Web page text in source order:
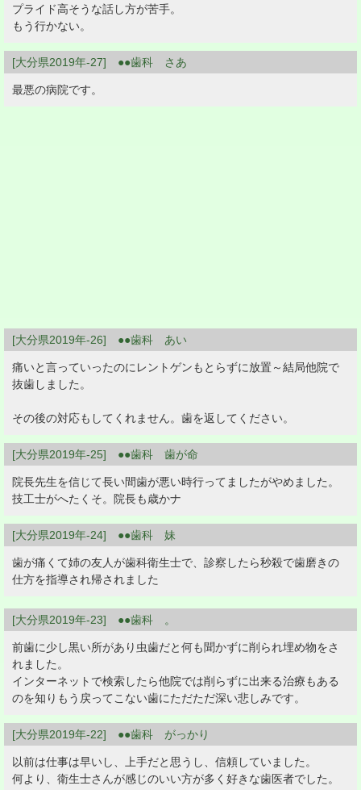
プライド高そうな話し方が苦手。
もう行かない。
[大分県2019年-27] ●●歯科 さあ
最悪の病院です。
[大分県2019年-26] ●●歯科 あい
痛いと言っていったのにレントゲンもとらずに放置～結局他院で
抜歯しました。
その後の対応もしてくれません。歯を返してください。
[大分県2019年-25] ●●歯科 歯が命
院長先生を信じて長い間歯が悪い時行ってましたがやめました。
技工士がへたくそ。院長も歳かナ
[大分県2019年-24] ●●歯科 妹
歯が痛くて姉の友人が歯科衛生士で、診察したら秒殺で歯磨きの
仕方を指導され帰されました
[大分県2019年-23] ●●歯科 。
前歯に少し黒い所があり虫歯だと何も聞かずに削られ埋め物をさ
れました。
インターネットで検索したら他院では削らずに出来る治療もある
のを知りもう戻ってこない歯にただただ深い悲しみです。
[大分県2019年-22] ●●歯科 がっかり
以前は仕事は早いし、上手だと思うし、信頼していました。
何より、衛生士さんが感じのいい方が多く好きな歯医者でした。